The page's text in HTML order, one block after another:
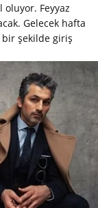
oluyor. Feyyaz
Gelecek hafta
bir şekilde giriş